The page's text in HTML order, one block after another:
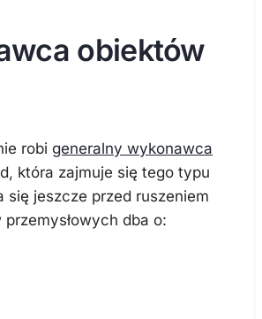
obiektów
robi generalny wykonawca
która zajmuje się tego typu
się jeszcze przed ruszeniem
dba o: